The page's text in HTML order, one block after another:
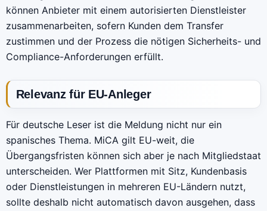
können Anbieter mit einem autorisierten Dienstleister
zusammenarbeiten, sofern Kunden dem Transfer
zustimmen und der Prozess die nötigen Sicherheits- und
Compliance-Anforderungen erfüllt.
Relevanz für EU-Anleger
Für deutsche Leser ist die Meldung nicht nur ein
spanisches Thema. MiCA gilt EU-weit, die
Übergangsfristen können sich aber je nach Mitgliedstaat
unterscheiden. Wer Plattformen mit Sitz, Kundenbasis
oder Dienstleistungen in mehreren EU-Ländern nutzt,
sollte deshalb nicht automatisch davon ausgehen, dass